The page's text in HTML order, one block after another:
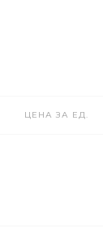
ЦЕНА ЗА ЕД.